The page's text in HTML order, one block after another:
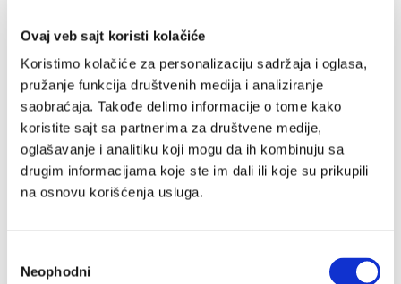
Ovaj veb sajt koristi kolačiće
Koristimo kolačiće za personalizaciju sadržaja i oglasa,
pružanje funkcija društvenih medija i analiziranje
saobraćaja. Takođe delimo informacije o tome kako
koristite sajt sa partnerima za društvene medije,
oglašavanje i analitiku koji mogu da ih kombinuju sa
drugim informacijama koje ste im dali ili koje su prikupili
na osnovu korišćenja usluga.
сагласности
Neophodni
Email adresa
Lozinka